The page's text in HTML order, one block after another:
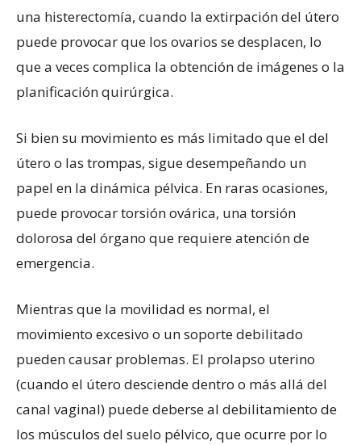
una histerectomía, cuando la extirpación del útero
puede provocar que los ovarios se desplacen, lo
que a veces complica la obtención de imágenes o la
planificación quirúrgica.
Si bien su movimiento es más limitado que el del
útero o las trompas, sigue desempeñando un
papel en la dinámica pélvica. En raras ocasiones,
puede provocar torsión ovárica, una torsión
dolorosa del órgano que requiere atención de
emergencia.
Mientras que la movilidad es normal, el
movimiento excesivo o un soporte debilitado
pueden causar problemas. El prolapso uterino
(cuando el útero desciende dentro o más allá del
canal vaginal) puede deberse al debilitamiento de
los músculos del suelo pélvico, que ocurre por lo